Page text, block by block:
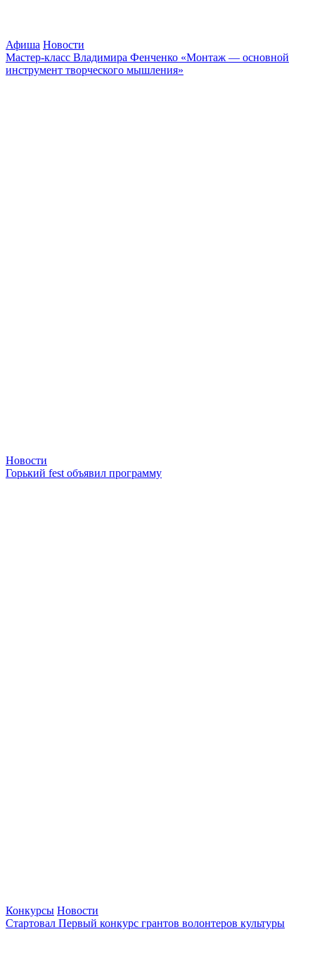
Афиша Новости
Мастер-класс Владимира Фенченко «Монтаж — основной
инструмент творческого мышления»
Новости
Горький fest объявил программу
Конкурсы Новости
Стартовал Первый конкурс грантов волонтеров культуры